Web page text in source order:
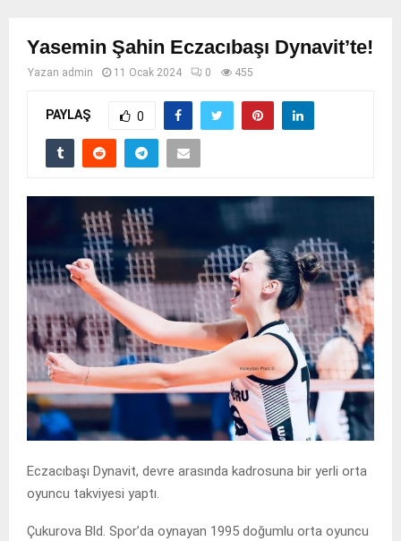
Yasemin Şahin Eczacıbaşı Dynavit’te!
Yazan admin 11 Ocak 2024 0 455
PAYLAŞ 0
Eczacıbaşı Dynavit, devre arasında kadrosuna bir yerli orta
oyuncu takviyesi yaptı.
Çukurova Bld. Spor’da oynayan 1995 doğumlu orta oyuncu